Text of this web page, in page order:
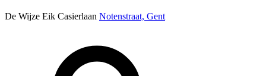
De Wijze Eik Casierlaan Notenstraat, Gent